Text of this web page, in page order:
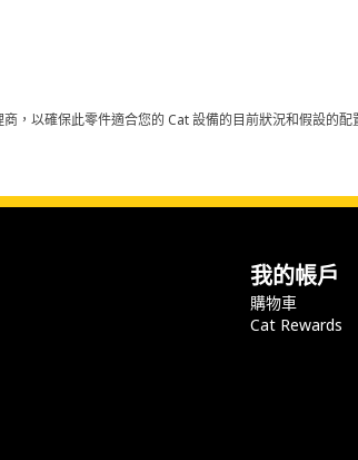
，以確保此零件適合您的 Cat 設備的目前狀況和假設的
我的帳戶
購物車
Cat Rewards